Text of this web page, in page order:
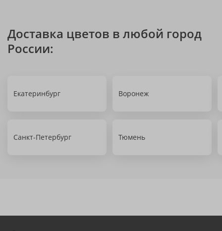
Доставка цветов в любой город
России:
Екатеринбург Воронеж
Санкт-Петербург Тюмень